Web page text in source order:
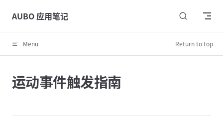
Skip to content
AUBO 应用笔记
Menu Return to top
运动事件触发指南